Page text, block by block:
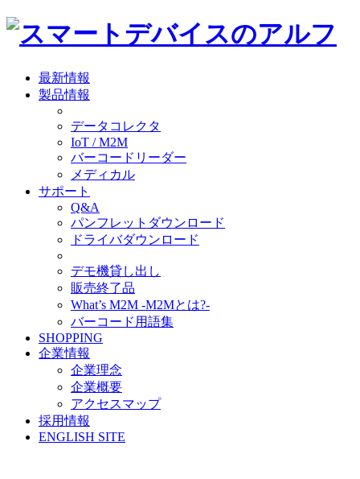
最新情報
製品情報
データコレクタ
IoT / M2M
バーコードリーダー
メディカル
サポート
Q&A
パンフレットダウンロード
ドライバダウンロード
デモ機貸し出し
販売終了品
What’s M2M -M2Mとは?-
バーコード用語集
SHOPPING
企業情報
企業理念
企業概要
アクセスマップ
採用情報
ENGLISH SITE